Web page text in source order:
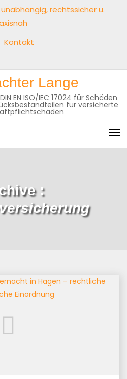
rechtssicher u.
Kontakt
Lange
EN ISO/IEC 17024 für Schäden
für versicherte
: